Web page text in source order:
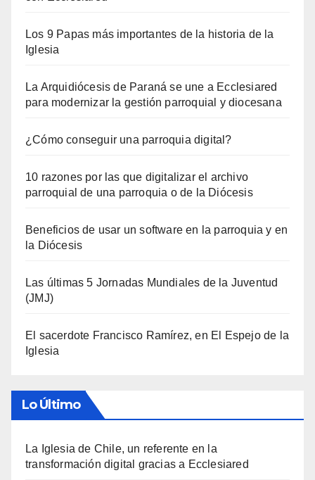
Los 9 Papas más importantes de la historia de la
Iglesia
La Arquidiócesis de Paraná se une a Ecclesiared
para modernizar la gestión parroquial y diocesana
¿Cómo conseguir una parroquia digital?
10 razones por las que digitalizar el archivo
parroquial de una parroquia o de la Diócesis
Beneficios de usar un software en la parroquia y en
la Diócesis
Las últimas 5 Jornadas Mundiales de la Juventud
(JMJ)
El sacerdote Francisco Ramírez, en El Espejo de la
Iglesia
Lo Último
La Iglesia de Chile, un referente en la
transformación digital gracias a Ecclesiared